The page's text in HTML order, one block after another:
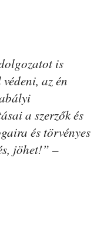
is
az én
a szerzők és
és törvényes
jöhet!” –